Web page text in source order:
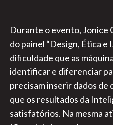
Durante o evento, Jonice
do painel “Design, Ética e
dificuldade que as
identificar e diferenciar
precisam inserir dados de
que os resultados da
satisfatórios. Na mesma